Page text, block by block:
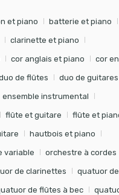
et piano batterie et piano
clarinette et piano
cor anglais et piano cor
de flûtes duo de guitares
ensemble instrumental
flûte et guitare flûte et
hautbois et piano
variable orchestre à cordes
de clarinettes quatuor
de flûtes à bec